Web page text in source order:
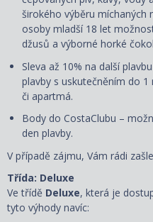
širokého výběru míchaných
osoby mladší 18 let
džusů a výborné horké
Sleva až 10% na další
plavby s uskutečněním do
či apartmá.
Body do CostaClubu –
den plavby.
V případě zájmu, Vám rádi
Třída: Deluxe
Ve třídě Deluxe, která je
tyto výhody navíc: